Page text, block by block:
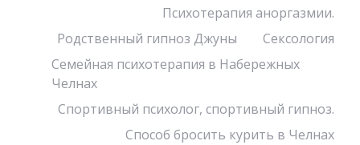
Психотерапия аноргазмии.
Родственный гипноз Джуны
Сексология
Семейная психотерапия в Набережных
Челнах
Спортивный психолог, спортивный гипноз.
Способ бросить курить в Челнах